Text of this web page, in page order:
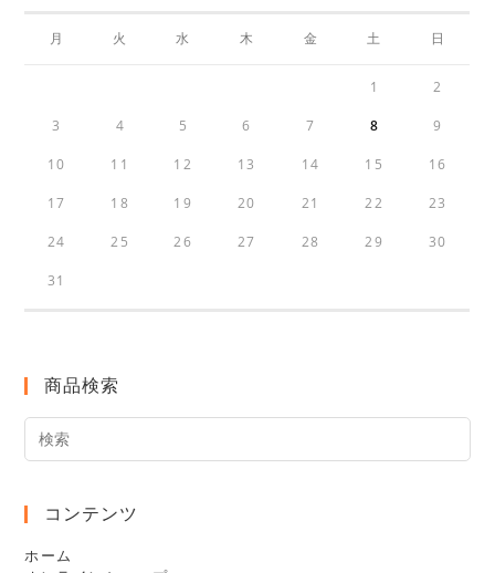
月 火 水 木 金 土 日
1 2
3 4 5 6 7 8 9
10 11 12 13 14 15 16
17 18 19 20 21 22 23
24 25 26 27 28 29 30
31
商品検索
コンテンツ
ホーム